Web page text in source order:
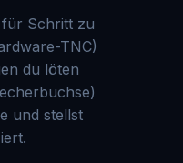
für Schritt zu
TNC)
du löten
und stellst